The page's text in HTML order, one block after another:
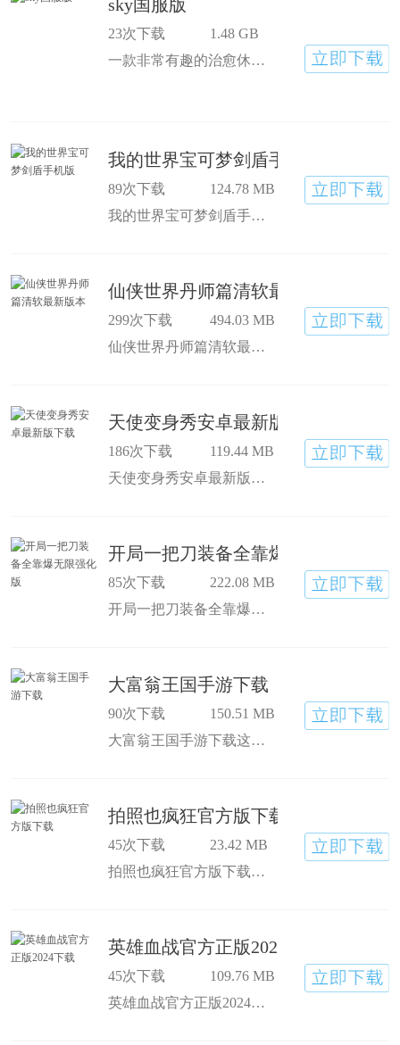
sky国服版
23次下载
1.48 GB
一款非常有趣的治愈休闲手机游戏，sky国服版 结合音乐、解谜、冒险等元素，玩家可以在游戏中享受高度自由的游戏内容，sky国服版安卓 玩家可以在这里自由探索；游戏可以像电影和书籍一样解决情感需求。游戏的画面真的很美。
我的世界宝可梦剑盾手机版
89次下载
124.78 MB
我的世界宝可梦剑盾手机版一款以神奇宝贝为主题的《我的世界》手游，再我的世界宝可梦剑盾手机版下载安装单人游戏里面捕捉各种神奇宝贝，提供身临其境的游戏体验。
仙侠世界丹师篇清软最新版本
299次下载
494.03 MB
仙侠世界丹师篇清软最新版本是一款角色扮演类手游，仙侠世界丹师篇内购完美破解最新版有着严谨的故事剧情，还有着绝美的立绘在等着玩家们来欣赏，游戏主打仙侠风，玩家可以在这里修仙开后宫！
天使变身秀安卓最新版下载
186次下载
119.44 MB
天使变身秀安卓最新版下载关卡挑战非常多样，各种不同的难度会带给你独特的体验。天使变身秀最新版下载操作也很简单，玩家可以在跑酷的基础上选择赛道并进行挑战。
开局一把刀装备全靠爆无限强化版
85次下载
222.08 MB
开局一把刀装备全靠爆无限强化版是一款角色扮演类手游，开局一把刀装备全靠爆游戏折相思破解内置菜单版和经典传奇内容不同，玩家将在群版的世界里开始全新的冒险，您可以选择不同的关卡，与怪物战斗，并击败它们以获取装备！
大富翁王国手游下载
90次下载
150.51 MB
大富翁王国手游下载这是一款非常有趣的休闲益智游戏。大富翁王国安卓版下载玩家可以体验到经典的游戏玩法，同时全新的内容为你带来独特的体验，还有众多精彩的剧情在等待你去解锁。
拍照也疯狂官方版下载
45次下载
23.42 MB
拍照也疯狂官方版下载这是一款题材独特的互动闯关手游，名为制造新闻模拟器。游戏采用简洁的黑白动漫风格，拍照也疯狂下载安装玩家需要拍摄更多有趣的场景，才能发布精彩的新闻。通过触发各种任务剧情，记录场景中每个角色的不同动态。
英雄血战官方正版2024下载
45次下载
109.76 MB
英雄血战官方正版2024下载大家可以选择自己喜欢的角色，英雄血战下载安装与队友一起进行竞技对战。各种华丽的召唤师技能和丰富多样的符文组合，为大家带来了极佳的游戏体验，帮助大家轻松主宰全场。